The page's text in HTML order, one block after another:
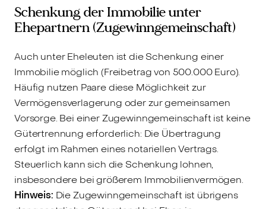
Schenkung der Immobilie unter
Ehepartnern (Zugewinngemeinschaft)
Auch unter Eheleuten ist die Schenkung einer
Immobilie möglich (Freibetrag von 500.000 Euro).
Häufig nutzen Paare diese Möglichkeit zur
Vermögensverlagerung oder zur gemeinsamen
Vorsorge. Bei einer Zugewinngemeinschaft ist keine
Gütertrennung erforderlich: Die Übertragung
erfolgt im Rahmen eines notariellen Vertrags.
Steuerlich kann sich die Schenkung lohnen,
insbesondere bei größerem Immobilienvermögen.
Hinweis: Die Zugewinngemeinschaft ist übrigens